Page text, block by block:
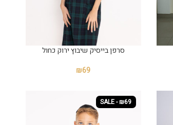
סרפן בייסיק שיבוץ ירוק כחול
₪69
SALE - ₪69